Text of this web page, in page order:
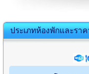
ประเภทห้องพักและรา